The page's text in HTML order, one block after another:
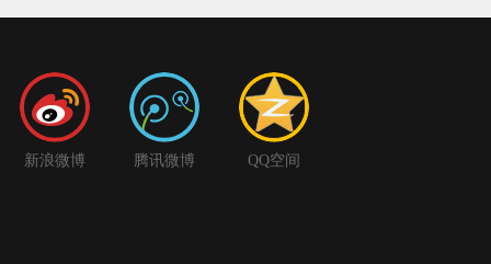
新浪微博 腾讯微博 QQ空间